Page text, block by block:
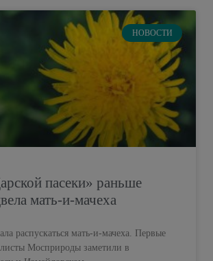
НОВОСТИ
пасеки» раньше
мать-и-мачеха
распускаться мать-и-мачеха. Первые
Мосприроды заметили в